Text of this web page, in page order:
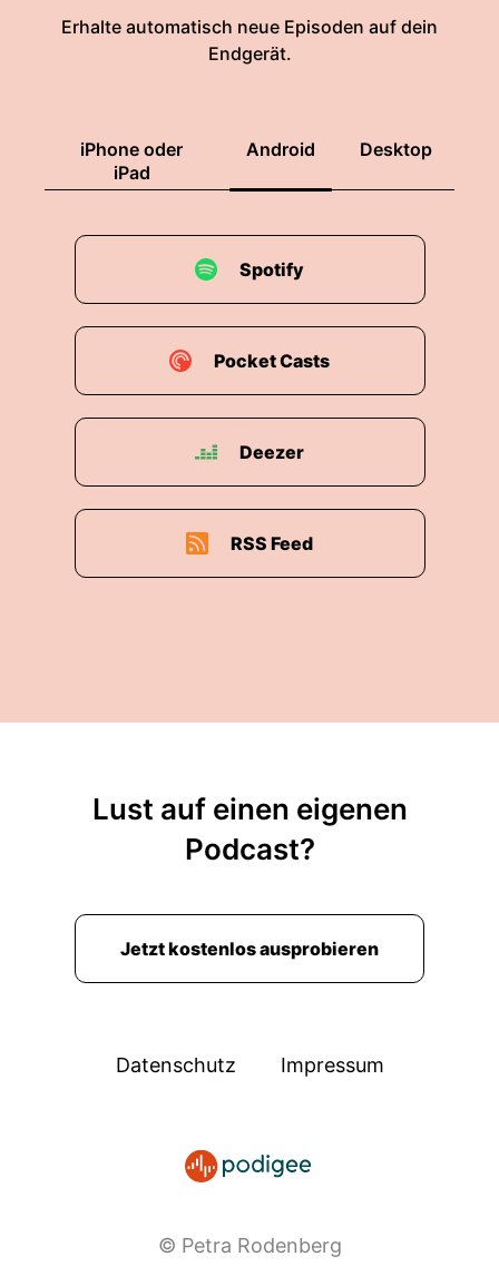
Erhalte automatisch neue Episoden auf dein
Endgerät.
iPhone oder
iPad
Android Desktop
Spotify
Pocket Casts
Deezer
RSS Feed
Lust auf einen eigenen
Podcast?
Jetzt kostenlos ausprobieren
Datenschutz Impressum
© Petra Rodenberg